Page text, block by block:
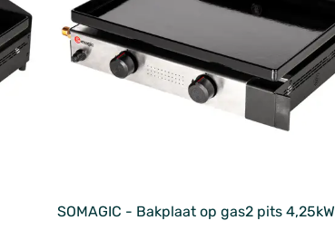
SOMAGIC - Bakplaat op gas2 pits 4,25kW